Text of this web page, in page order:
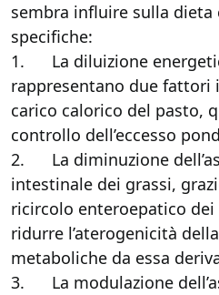
sembra influire sulla
specifiche:
1. La diluizione
rappresentano due fattori
carico calorico del pasto,
controllo dell’eccesso
2. La diminuzione
intestinale dei grassi,
ricircolo enteroepatico
ridurre l’aterogenicità
metaboliche da essa
3. La modulazione